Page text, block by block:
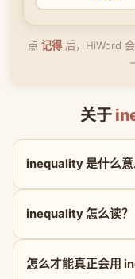
点 记得后，HiWord
关于
inequality 是什么意
inequality 怎么读？
怎么才能真正会用